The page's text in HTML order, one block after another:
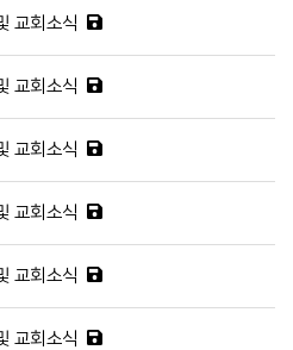
교회소식
교회소식
교회소식
교회소식
교회소식
교회소식